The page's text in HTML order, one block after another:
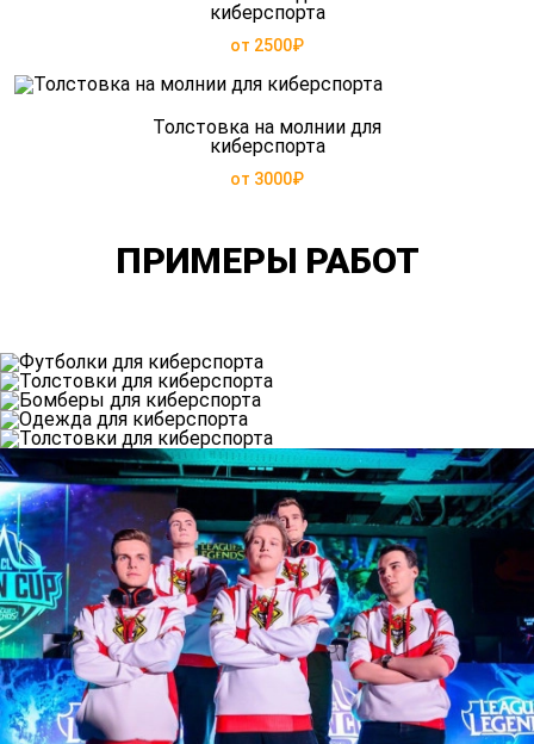
киберспорта
от 2500₽
Толстовка на молнии для
киберспорта
от 3000₽
ПРИМЕРЫ РАБОТ